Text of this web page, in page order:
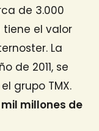
de 3.000
tiene el valor
La
de 2011, se
grupo TMX.
millones de